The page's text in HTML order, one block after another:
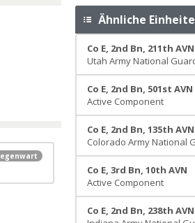
Ähnliche
Co E, 2nd Bn, 211th AVN
Utah Army National
Co E, 2nd Bn, 501st AVN
Active Component
Co E, 2nd Bn, 135th AVN
Colorado Army National
Co E, 3rd Bn, 10th AVN
Active Component
Co E, 2nd Bn, 238th AVN